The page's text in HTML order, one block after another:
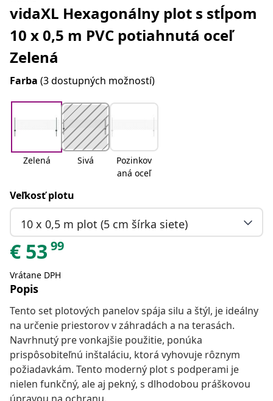
vidaXL Hexagonálny plot s stĺpom
10 x 0,5 m PVC potiahnutá oceľ
Zelená
Farba (3 dostupných možností)
Zelená Sivá
Pozinkov
aná oceľ
Veľkosť plotu
10 x 0,5 m plot (5 cm šírka siete)
€ 53 99
Vrátane DPH
Popis
Tento set plotových panelov spája silu a štýl, je ideálny
na určenie priestorov v záhradách a na terasách.
Navrhnutý pre vonkajšie použitie, ponúka
prispôsobiteľnú inštaláciu, ktorá vyhovuje rôznym
požiadavkám. Tento moderný plot s podperami je
nielen funkčný, ale aj pekný, s dlhodobou práškovou